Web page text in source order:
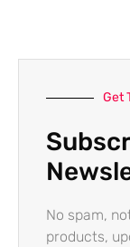
Get
No spam,
products,